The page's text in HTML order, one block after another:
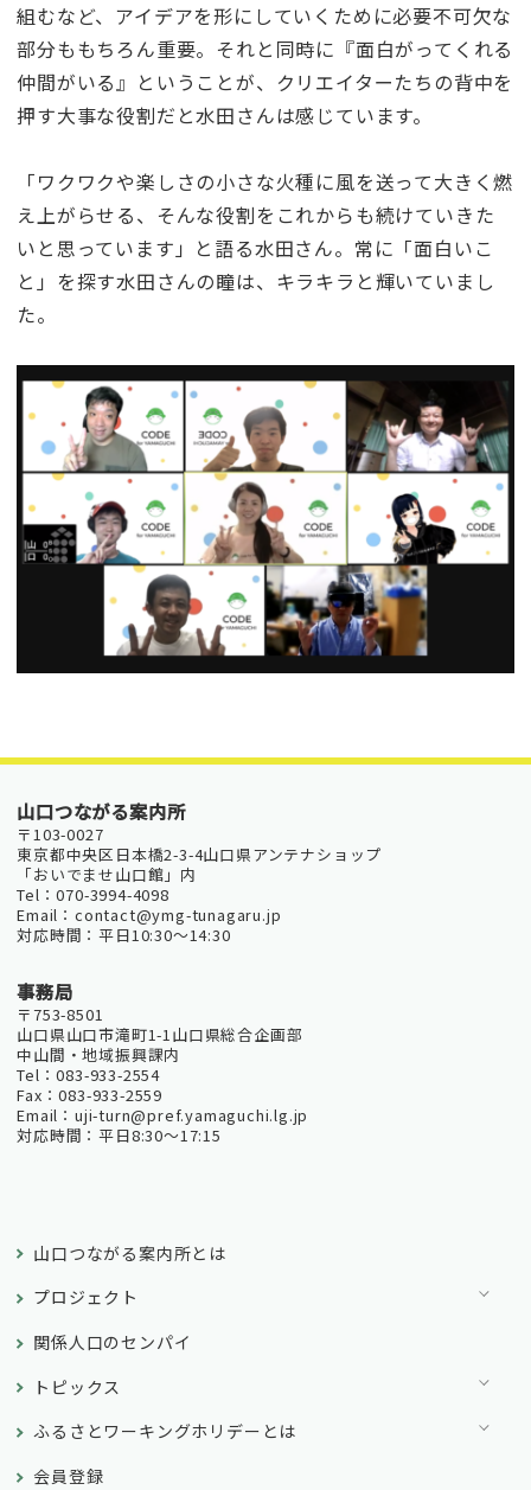
組むなど、アイデアを形にしていくために必要不可欠な
部分ももちろん重要。それと同時に『面白がってくれる
仲間がいる』ということが、クリエイターたちの背中を
押す大事な役割だと水田さんは感じています。
「ワクワクや楽しさの小さな火種に風を送って大きく燃
え上がらせる、そんな役割をこれからも続けていきた
いと思っています」と語る水田さん。常に「面白いこ
と」を探す水田さんの瞳は、キラキラと輝いていまし
た。
山口つながる案内所
〒103-0027
東京都中央区日本橋2-3-4山口県アンテナショップ
「おいでませ山口館」内
Tel：070-3994-4098
Email：contact@ymg-tunagaru.jp
対応時間：平日10:30～14:30
事務局
〒753-8501
山口県山口市滝町1-1山口県総合企画部
中山間・地域振興課内
Tel：083-933-2554
Fax：083-933-2559
Email：uji-turn@pref.yamaguchi.lg.jp
対応時間：平日8:30～17:15
山口つながる案内所とは
プロジェクト
関係人口のセンパイ
トピックス
ふるさとワーキングホリデーとは
会員登録